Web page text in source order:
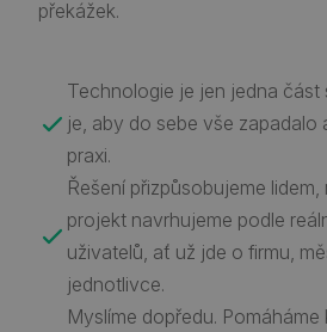
překážek.
Technologie je jen jedna část
je, aby do sebe vše zapadalo
praxi.
Řešení přizpůsobujeme
projekt navrhujeme podle
uživatelů, ať už jde o firmu,
jednotlivce.
Myslíme dopředu.